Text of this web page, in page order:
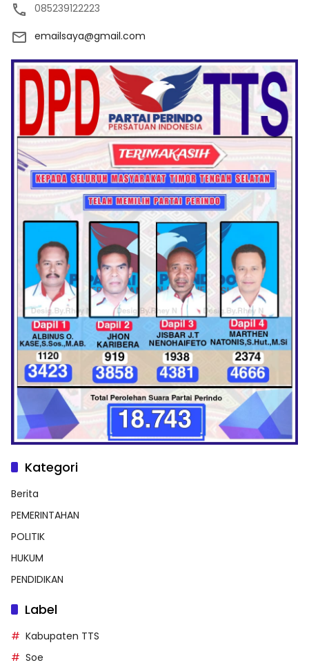
085239122223
emailsaya@gmail.com
Kategori
Berita
PEMERINTAHAN
POLITIK
HUKUM
PENDIDIKAN
Label
Kabupaten TTS
Soe